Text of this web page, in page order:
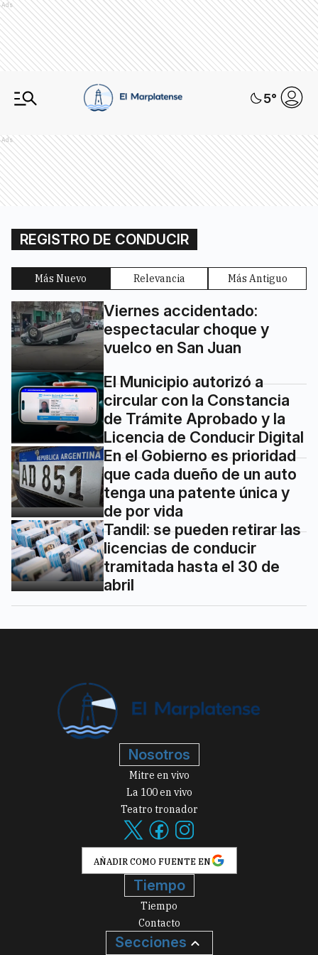
Ads
5°
Ads
REGISTRO DE CONDUCIR
Más Nuevo Relevancia Más Antiguo
Viernes accidentado:
espectacular choque y
vuelco en San Juan
El Municipio autorizó a
circular con la Constancia
de Trámite Aprobado y la
Licencia de Conducir Digital
En el Gobierno es prioridad
que cada dueño de un auto
tenga una patente única y
de por vida
Tandil: se pueden retirar las
licencias de conducir
tramitada hasta el 30 de
abril
Nosotros
Mitre en vivo
La 100 en vivo
Teatro tronador
AÑADIR COMO FUENTE EN
Tiempo
Tiempo
Contacto
Secciones